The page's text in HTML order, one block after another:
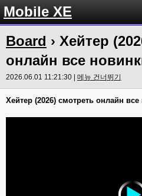
Mobile XE
Board › Хейтер
онлайн все
2026.06.01 11:21:30 | 메뉴 건너뛰기
Хейтер (2026) смотреть онлайн